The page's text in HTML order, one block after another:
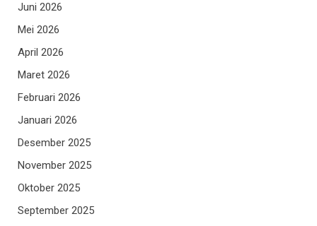
Juni 2026
Mei 2026
April 2026
Maret 2026
Februari 2026
Januari 2026
Desember 2025
November 2025
Oktober 2025
September 2025